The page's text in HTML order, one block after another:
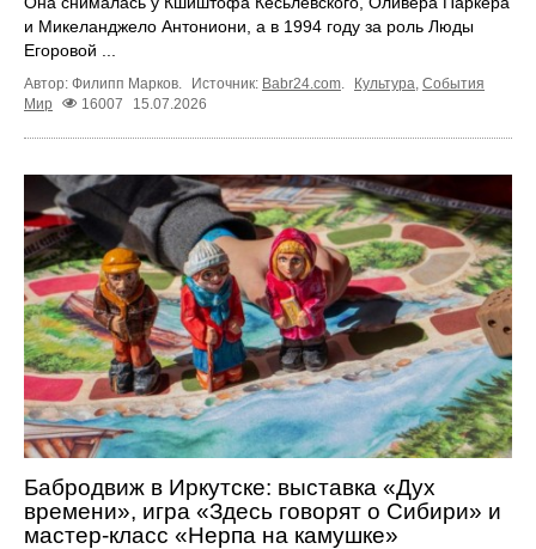
и Микеланджело Антониони, а в 1994 году за роль Люды
Егоровой ...
Автор: Филипп Марков. Источник: Babr24.com. Культура, События
Мир
16007 15.07.2026
Бабродвиж в Иркутске: выставка «Дух
времени», игра «Здесь говорят о Сибири» и
мастер-класс «Нерпа на камушке»